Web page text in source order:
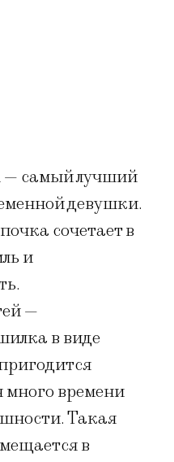
самый лучший
девушки.
сочетает в
и
—
в виде
много времени
Такая
в